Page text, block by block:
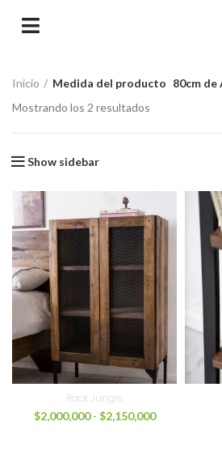
Inicio Medida del producto 80cm de
Mostrando los 2 resultados
Show sidebar
Rack Jungle
$2,000,000 - $2,150,000